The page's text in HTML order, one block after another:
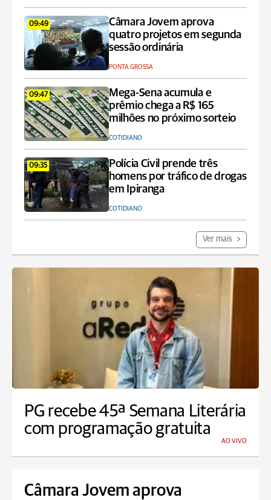
09:49
Câmara Jovem aprova
quatro projetos em segunda
sessão ordinária
PONTA GROSSA
09:47
Mega-Sena acumula e
prêmio chega a R$ 165
milhões no próximo sorteio
COTIDIANO
09:35
Polícia Civil prende três
homens por tráfico de drogas
em Ipiranga
COTIDIANO
Ver mais
PG recebe 45ª Semana Literária
com programação gratuita
AO VIVO
Câmara Jovem aprova